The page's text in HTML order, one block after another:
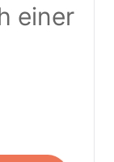
einer